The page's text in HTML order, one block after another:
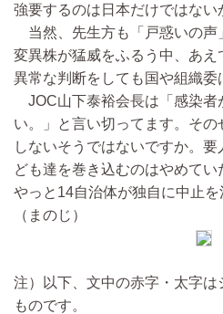
強要するのは日本だけではない
当然、先生方も「戸惑いの声
変異株が猛威をふるう中、あ
異常な判断をしても国や組織委
JOC山下泰裕会長は「感染者
い。」と言い切ってます。その
しないそうではないですか。
ども達を巻き込むのはやめて
やっと14自治体が独自に中止を
（まのじ）
注）以下、文中の赤字・太字
ものです。